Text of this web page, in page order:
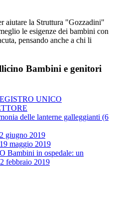
aiutare la Struttura "Gozzadini"
le esigenze dei bambini con
pensando anche a chi li
Bambini e genitori
UNICO
delle lanterne galleggianti (6
giugno 2019
maggio 2019
Bambini in ospedale: un
febbraio 2019